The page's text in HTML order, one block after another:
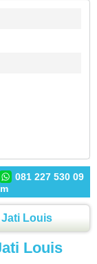
081 227 530 09
Jati Louis
Louis